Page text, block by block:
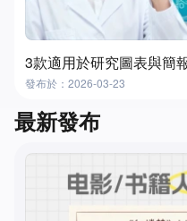
3款適用於研究圖表與簡
發布於：2026-03-23
最新發布